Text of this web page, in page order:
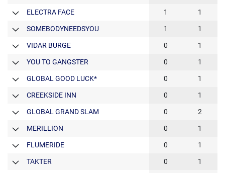
ELECTRA FACE 1 1
SOMEBODYNEEDSYOU 1 1
VIDAR BURGE 0 1
YOU TO GANGSTER 0 1
GLOBAL GOOD LUCK* 0 1
CREEKSIDE INN 0 1
GLOBAL GRAND SLAM 0 2
MERILLION 0 1
FLUMERIDE 0 1
TAKTER 0 1